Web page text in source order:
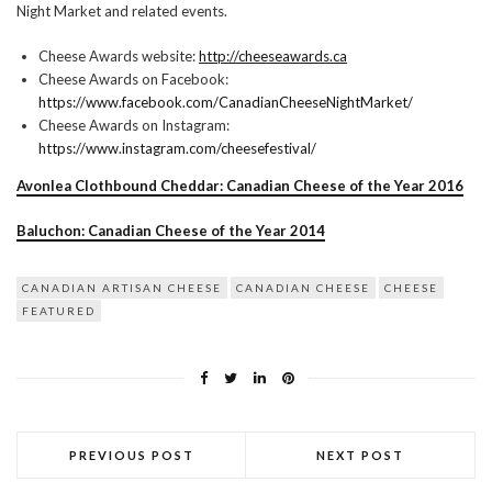
Night Market and related events.
Cheese Awards website:http://cheeseawards.ca
Cheese Awards on Facebook:
https://www.facebook.com/CanadianCheeseNightMarket/
Cheese Awards on Instagram:
https://www.instagram.com/cheesefestival/
Avonlea Clothbound Cheddar: Canadian Cheese of the Year 2016
Baluchon: Canadian Cheese of the Year 2014
CANADIAN ARTISAN CHEESE CANADIAN CHEESE
CHEESE
FEATURED
PREVIOUS POST NEXT POST